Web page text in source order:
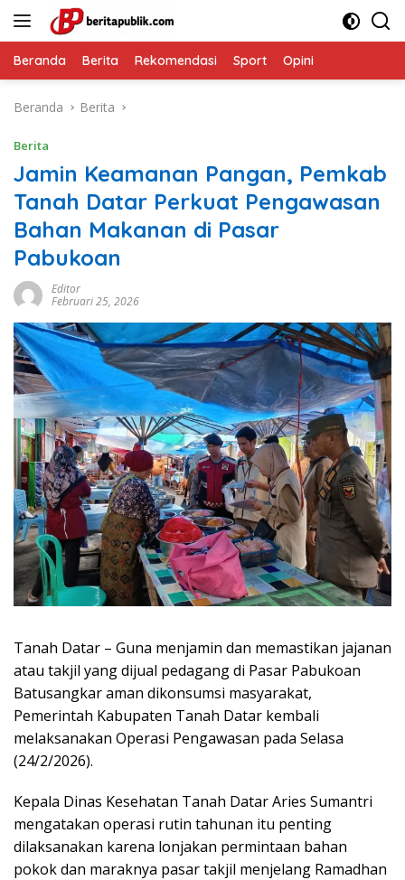
Beranda Berita Rekomendasi Sport Opini
Beranda Berita
Berita
Jamin Keamanan Pangan, Pemkab
Tanah Datar Perkuat Pengawasan
Bahan Makanan di Pasar
Pabukoan
Editor
Februari 25, 2026
Tanah Datar – Guna menjamin dan memastikan jajanan
atau takjil yang dijual pedagang di Pasar Pabukoan
Batusangkar aman dikonsumsi masyarakat,
Pemerintah Kabupaten Tanah Datar kembali
melaksanakan Operasi Pengawasan pada Selasa
(24/2/2026).
Kepala Dinas Kesehatan Tanah Datar Aries Sumantri
mengatakan operasi rutin tahunan itu penting
dilaksanakan karena lonjakan permintaan bahan
pokok dan maraknya pasar takjil menjelang Ramadhan